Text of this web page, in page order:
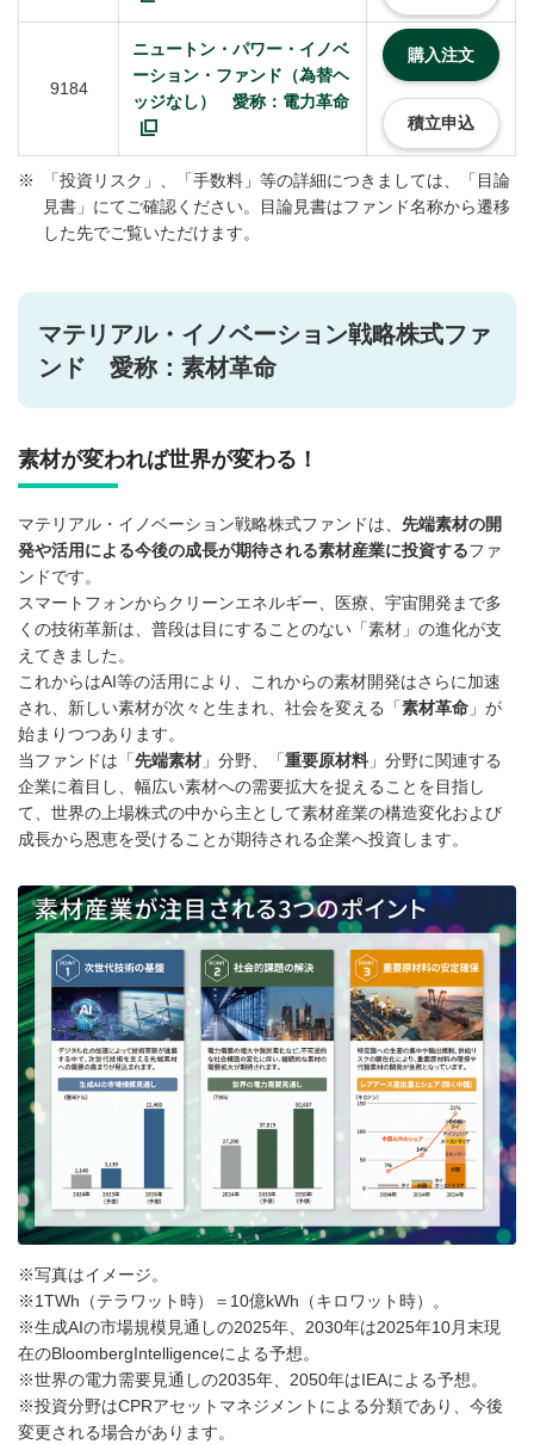
9184
ニュートン・パワー・イノベ
ーション・ファンド（為替ヘ
ッジなし） 愛称：電力革命
購入注文
積立申込
※
「投資リスク」、「手数料」等の詳細につきましては、「目論
見書」にてご確認ください。目論見書はファンド名称から遷移
した先でご覧いただけます。
マテリアル・イノベーション戦略株式ファ
ンド 愛称：素材革命
素材が変われば世界が変わる！
マテリアル・イノベーション戦略株式ファンドは、 先端素材の開
発や活用による今後の成長が期待される素材産業に投資するファ
ンドです。
スマートフォンからクリーンエネルギー、医療、宇宙開発まで多
くの技術革新は、普段は目にすることのない「素材」の進化が支
えてきました。
これからはAI等の活用により、これからの素材開発はさらに加速
され、新しい素材が次々と生まれ、社会を変える「素材革命 」が
始まりつつあります。
当ファンドは「先端素材 」分野、「重要原材料 」分野に関連する
企業に着目し、幅広い素材への需要拡大を捉えることを目指し
て、世界の上場株式の中から主として素材産業の構造変化および
成長から恩恵を受けることが期待される企業へ投資します。
※写真はイメージ。
※1TWh（テラワット時）＝10億kWh（キロワット時）。
※生成AIの市場規模見通しの2025年、2030年は2025年10月末現
在のBloombergIntelligenceによる予想。
※世界の電力需要見通しの2035年、2050年はIEAによる予想。
※投資分野はCPRアセットマネジメントによる分類であり、今後
変更される場合があります。